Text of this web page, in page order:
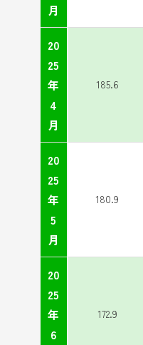
月
20
25
年
4
月
185.6
20
25
年
5
月
180.9
20
25
年
6
172.9